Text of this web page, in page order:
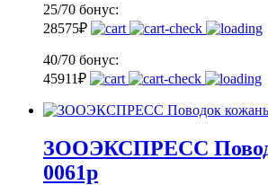
25/70 бонус:
28575₽
40/70 бонус:
45911₽
ЗООЭКСПРЕСС
0061р